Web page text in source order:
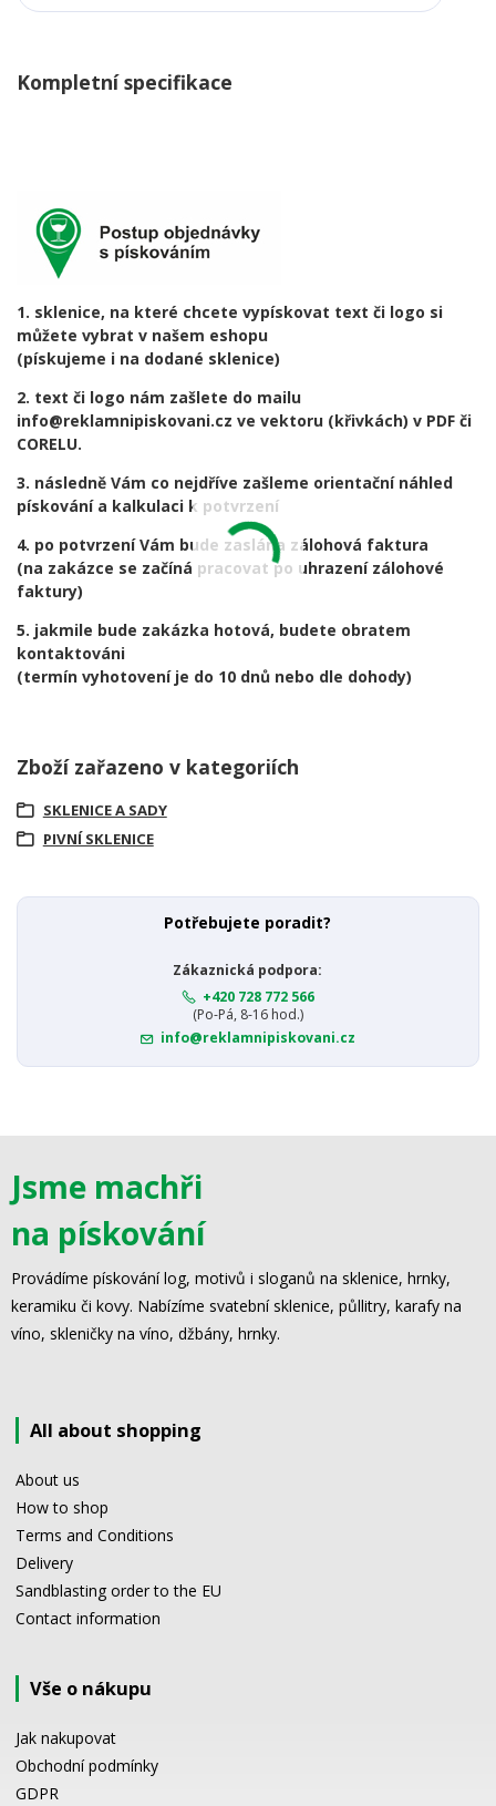
Kompletní specifikace
1. sklenice, na které chcete vypískovat text či logo si
můžete vybrat v našem eshopu
(pískujeme i na dodané sklenice)
2. text či logo nám zašlete do mailu
info@reklamnipiskovani.cz ve vektoru (křivkách) v PDF či
CORELU.
3. následně Vám co nejdříve zašleme orientační náhled
pískování a kalkulaci k potvrzení
4. po potvrzení Vám bude zaslána zálohová faktura
(na zakázce se začíná pracovat po uhrazení zálohové
faktury)
5. jakmile bude zakázka hotová, budete obratem
kontaktováni
(termín vyhotovení je do 10 dnů nebo dle dohody)
Zboží zařazeno v kategoriích
SKLENICE A SADY
PIVNÍ SKLENICE
Potřebujete poradit?
Zákaznická podpora:
+420 728 772 566
(Po-Pá, 8-16 hod.)
info@reklamnipiskovani.cz
Jsme machři
na pískování
Provádíme pískování log, motivů i sloganů na sklenice, hrnky,
keramiku či kovy. Nabízíme svatební sklenice, půllitry, karafy na
víno, skleničky na víno, džbány, hrnky.
All about shopping
About us
How to shop
Terms and Conditions
Delivery
Sandblasting order to the EU
Contact information
Vše o nákupu
Jak nakupovat
Obchodní podmínky
GDPR